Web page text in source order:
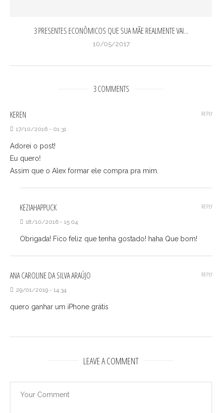
3 PRESENTES ECONÔMICOS QUE SUA MÃE REALMENTE VAI...
10/05/2017
3 COMMENTS
KEREN
17/10/2016 - 01:31
Adorei o post!
Eu quero!
Assim que o Alex formar ele compra pra mim.
REPLY
KEZIAHAPPUCK
18/10/2016 - 15:04
Obrigada! Fico feliz que tenha gostado! haha Que bom!
REPLY
ANA CAROLINE DA SILVA ARAÚJO
29/01/2019 - 14:34
quero ganhar um iPhone grátis
REPLY
LEAVE A COMMENT